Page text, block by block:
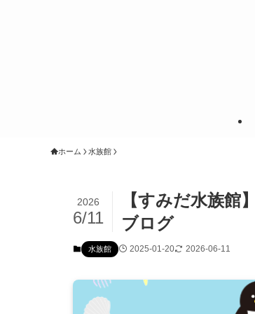
ホーム 水族館
【すみだ水族館
ブログ
2026
6/11
水族館 2025-01-20 2026-06-11